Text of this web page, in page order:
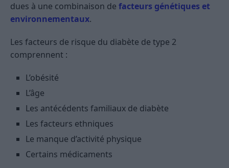
dues à une combinaison de facteurs génétiques et
environnementaux.
Les facteurs de risque du diabète de type 2
comprennent :
L’obésité
L’âge
Les antécédents familiaux de diabète
Les facteurs ethniques
Le manque d’activité physique
Certains médicaments